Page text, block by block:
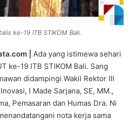
ke-19 ITB STIKOM Bali.
|
Ada yang istimewa sehari
ke-19 ITB STIKOM Bali. Sang
didampingi Wakil Rektor III
I Made Sarjana, SE, MM.,
Pemasaran dan Humas Dra. Ni
nota kerja sama